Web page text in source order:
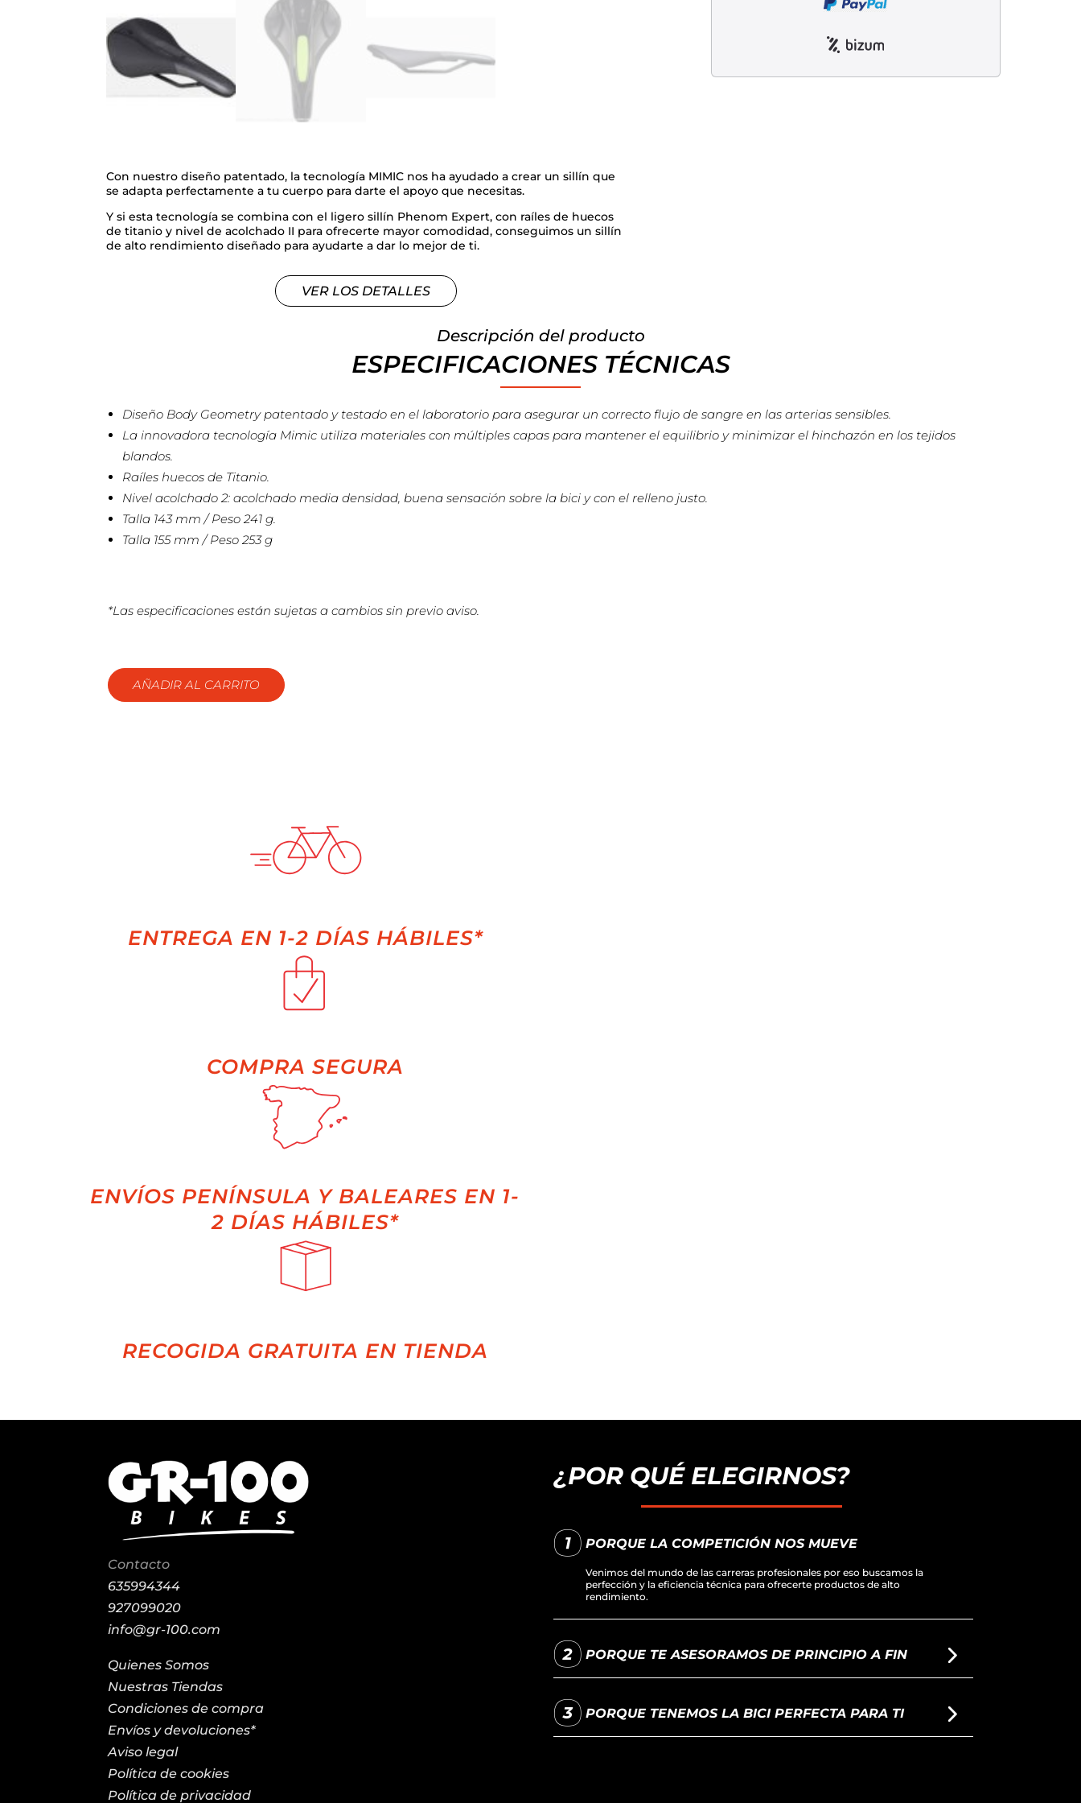
Con nuestro diseño patentado, la tecnología MIMIC nos ha ayudado a crear un sillín que
se adapta perfectamente a tu cuerpo para darte el apoyo que necesitas.
Y si esta tecnología se combina con el ligero sillín Phenom Expert, con raíles de huecos
de titanio y nivel de acolchado II para ofrecerte mayor comodidad, conseguimos un sillín
de alto rendimiento diseñado para ayudarte a dar lo mejor de ti.
VER LOS DETALLES
Descripción del producto
ESPECIFICACIONES TÉCNICAS
Diseño Body Geometry patentado y testado en el laboratorio para asegurar un correcto flujo de sangre en las arterias sensibles.
La innovadora tecnología Mimic utiliza materiales con múltiples capas para mantener el equilibrio y minimizar el hinchazón en los tejidos
blandos.
Raíles huecos de Titanio.
Nivel acolchado 2: acolchado media densidad, buena sensación sobre la bici y con el relleno justo.
Talla 143 mm / Peso 241 g.
Talla 155 mm / Peso 253 g
*Las especificaciones están sujetas a cambios sin previo aviso.
AÑADIR AL CARRITO
ENTREGA EN 1-2 DÍAS HÁBILES*
COMPRA SEGURA
ENVÍOS PENÍNSULA Y BALEARES EN 1-
2 DÍAS HÁBILES*
RECOGIDA GRATUITA EN TIENDA
Contacto
635994344
927099020
info@gr-100.com
Quienes Somos
Nuestras Tiendas
Condiciones de compra
Envíos y devoluciones*
Aviso legal
Política de cookies
Política de privacidad
¿POR QUÉ ELEGIRNOS?
PORQUE LA COMPETICIÓN NOS MUEVE
Venimos del mundo de las carreras profesionales por eso buscamos la
perfección y la eficiencia técnica para ofrecerte productos de alto
rendimiento.
PORQUE TE ASESORAMOS DE PRINCIPIO A FIN
PORQUE TENEMOS LA BICI PERFECTA PARA TI